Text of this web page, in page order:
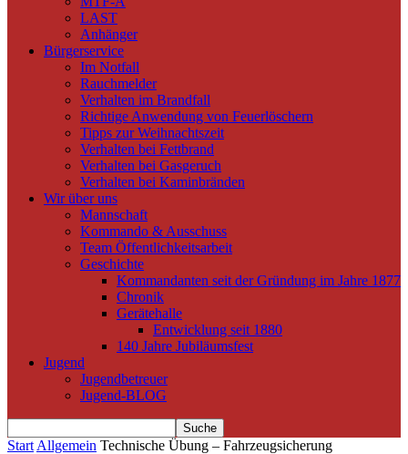
LAST
Anhänger
Bürgerservice
Im Notfall
Rauchmelder
Verhalten im Brandfall
Richtige Anwendung von Feuerlöschern
Tipps zur Weihnachtszeit
Verhalten bei Fettbrand
Verhalten bei Gasgeruch
Verhalten bei Kaminbränden
Wir über uns
Mannschaft
Kommando & Ausschuss
Team Öffentlichkeitsarbeit
Geschichte
Kommandanten seit der Gründung im Jahre 1877
Chronik
Gerätehalle
Entwicklung seit 1880
140 Jahre Jubiläumsfest
Jugend
Jugendbetreuer
Jugend-BLOG
Start Allgemein Technische Übung – Fahrzeugsicherung